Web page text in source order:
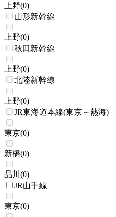
上野(0)
山形新幹線
上野(0)
秋田新幹線
上野(0)
北陸新幹線
上野(0)
JR東海道本線(東京～熱海)
東京(0)
新橋(0)
品川 (0)
JR山手線
東京(0)